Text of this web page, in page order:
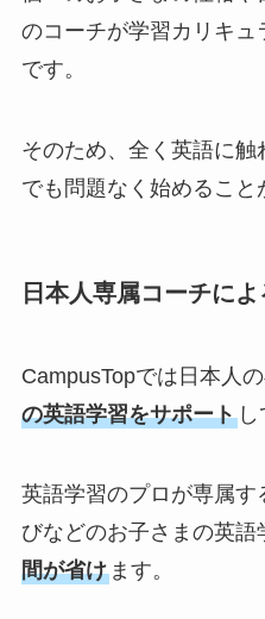
のコーチが学習カリキ
です。
そのため、全く英語に触
でも問題なく始めること
日本人専属コーチに
CampusTopでは日本人の
の英語学習をサポートし
英語学習のプロが専属す
びなどのお子さまの英語
間が省けます。